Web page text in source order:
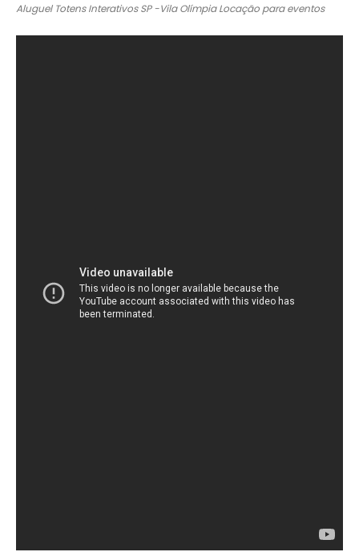
Aluguel Totens Interativos SP -Vila Olímpia Locação para eventos